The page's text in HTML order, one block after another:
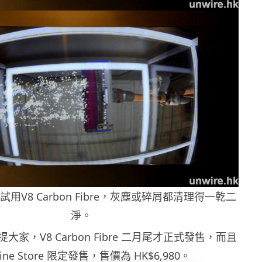
用V8 Carbon Fibre，灰塵或碎屑都清理得一乾二
淨。
大家，V8 Carbon Fibre 二月尾才正式發售，而且
Store 限定發售，售價為 HK$6,980。